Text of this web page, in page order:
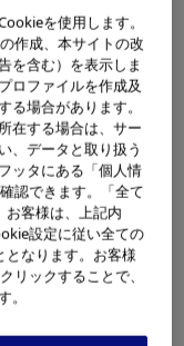
ード(Syed
所
社
入社
を使用します。
作成、本サイトの改
を含む）を表示しま
ロファイルを作成及
場合があります。
在する場合は、サー
、データと取り扱う
ッタにある「個人情
認できます。「全て
お客様は、上記内
設定に従い全ての
なります。お客様
リックすることで、